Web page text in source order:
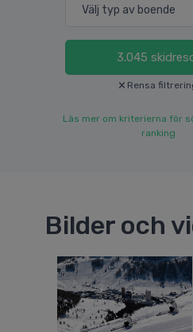
3.045
Rensa
Läs mer om kriterierna för
ranking
Bilder och